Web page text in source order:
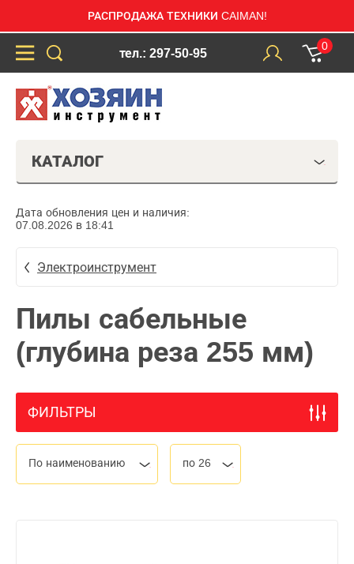
РАСПРОДАЖА ТЕХНИКИ CAIMAN!
тел.: 297-50-95
0
КАТАЛОГ
Дата обновления цен и наличия:
07.08.2026 в 18:41
Электроинструмент
Пилы сабельные
(глубина реза 255 мм)
ФИЛЬТРЫ
По наименованию по 26